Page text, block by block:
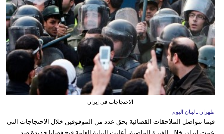
الاحتجاجات في إيران
طهران ـ لبنان اليوم
فيما تتواصل الملاحقات القضائية بحق عدد من الموقوفين خلال الاحتجاجات التي
عمت إيران خلال الفترة الماضية، أعلنت النيابة العامة فتح قضايا جديدة ضد